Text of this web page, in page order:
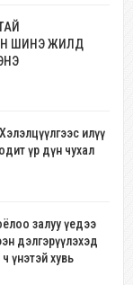
ШИНЭ ЖИЛД
илүү
үр дүн чухал
залуу үедээ
дэлгэрүүлэхэд
үнэтэй хувь